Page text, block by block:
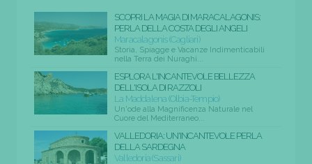
SCOPRI LA MAGIA DI MARACALAGONIS:
PERLA DELLA COSTA DEGLI ANGELI
Maracalagonis (Cagliari)
Storia, Spiagge e Vacanze Indimenticabili
nella Terra dei Nuraghi...
ESPLORA L'INCANTEVOLE BELLEZZA
DELL'ISOLA DI RAZZOLI
La Maddalena (Olbia-Tempio)
Un'ode alla Magnificenza Naturale nel
Cuore del Mediterraneo...
VALLEDORIA: UN'INCANTEVOLE PERLA
DELLA SARDEGNA
Valledoria (Sassari)